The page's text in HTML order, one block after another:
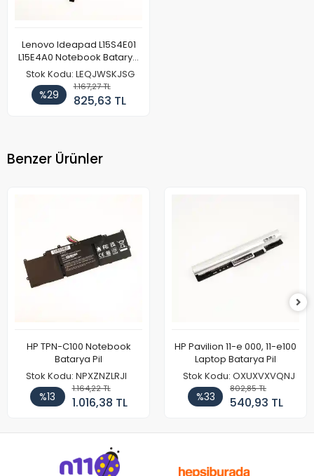
Lenovo Ideapad L15S4E01
L15E4A0 Notebook Batarya
Pil
Stok Kodu: LEQJWSKJSG
%29
1.167,27 TL
825,63 TL
Benzer Ürünler
HP TPN-C100 Notebook
Batarya Pil
Stok Kodu: NPXZNZLRJI
%13
1.164,22 TL
1.016,38 TL
HP Pavilion 11-e 000, 11-e100
Laptop Batarya Pil
Stok Kodu: OXUXVXVQNJ
%33
802,85 TL
540,93 TL